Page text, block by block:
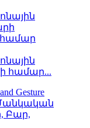
համար...